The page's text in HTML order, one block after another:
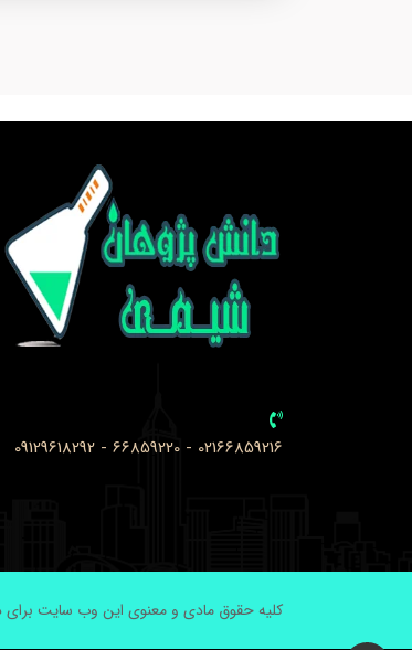
02166859216 - 66859220 - 09129618292
کلیه حقوق مادی و معنوی این وب سایت